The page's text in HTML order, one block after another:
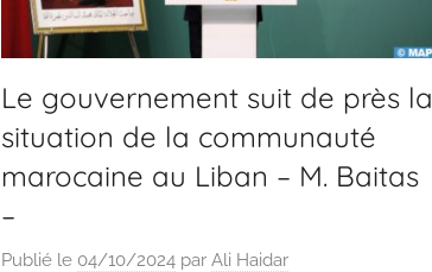
Le gouvernement suit de près la
situation de la communauté
marocaine au Liban – M. Baitas
–
Publié le 04/10/2024 parAli Haidar